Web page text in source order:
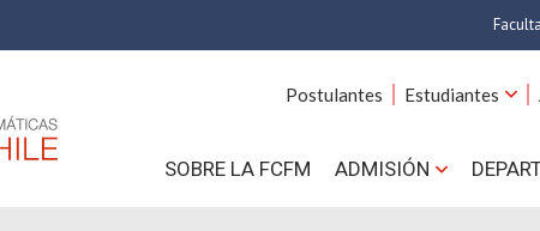
Postulantes Estudiantes
SOBRE LA FCFM ADMISIÓN